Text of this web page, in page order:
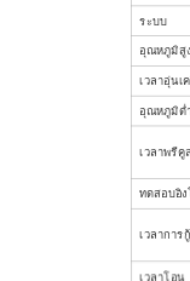
ระบบ
อุณหภูมิสู
เวลาอุ่นเ
อุณหภูมิต่
เวลาพรีคู
ทดสอบอิ
เวลาการ
เวลาโอน